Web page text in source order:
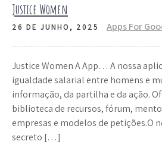
Justice Women
26 DE JUNHO, 2025 Apps For
Justice Women A App… A nossa
igualdade salarial entre homens e
informação, da partilha e da ação.
biblioteca de recursos, fórum,
empresas e modelos de petições.O
secreto […]